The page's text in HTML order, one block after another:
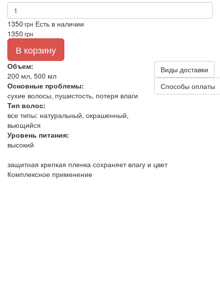
1350 грн Есть в наличии
1350 грн
В корзину
Объем:
200 мл, 500 мл
Основные проблемы:
сухие волосы, пушистость, потеря влаги
Тип волос:
все типы: натуральный, окрашенный,
вьющийся
Уровень питания:
высокий
Виды доставки
Способы оплаты
защитная крепкая пленка сохраняет влагу и цвет
Комплексное применение